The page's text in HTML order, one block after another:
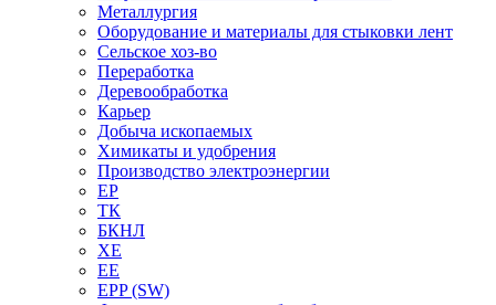
Металлургия
Оборудование и материалы для стыковки лент
Сельское хоз-во
Переработка
Деревообработка
Карьер
Добыча ископаемых
Химикаты и удобрения
Производство электроэнергии
EP
ТК
БКНЛ
XE
EE
EPP (SW)